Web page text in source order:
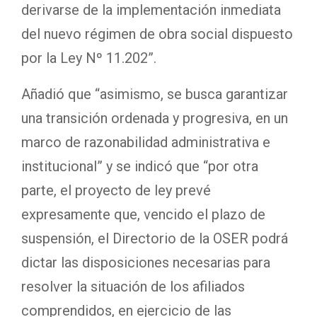
derivarse de la implementación inmediata
del nuevo régimen de obra social dispuesto
por la Ley Nº 11.202”.
Añadió que “asimismo, se busca garantizar
una transición ordenada y progresiva, en un
marco de razonabilidad administrativa e
institucional” y se indicó que “por otra
parte, el proyecto de ley prevé
expresamente que, vencido el plazo de
suspensión, el Directorio de la OSER podrá
dictar las disposiciones necesarias para
resolver la situación de los afiliados
comprendidos, en ejercicio de las